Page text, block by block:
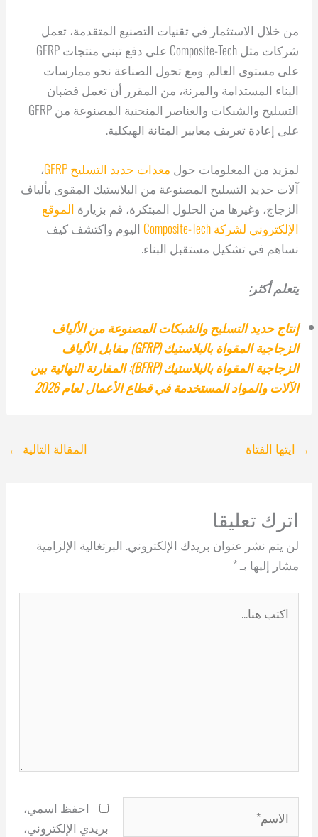
من خلال الاستثمار في تقنيات التصنيع المتقدمة، تعمل
شركات مثل Composite-Tech على دفع تبني منتجات GFRP
على مستوى العالم. ومع تحول الصناعة نحو ممارسات
البناء المستدامة والمرنة، من المقرر أن تعمل قضبان
التسليح والشبكات والعناصر المنحنية المصنوعة من GFRP
على إعادة تعريف معايير المتانة الهيكلية.
لمزيد من المعلومات حول معدات حديد التسليح GFRP
،
آلات حديد التسليح المصنوعة من البلاستيك المقوى بألياف
الزجاج، وغيرها من الحلول المبتكرة، قم بزيارة الموقع
الإلكتروني لشركة Composite-Tech
اليوم واكتشف كيف
نساهم في تشكيل مستقبل البناء.
يتعلم أكثر:
إنتاج حديد التسليح والشبكات المصنوعة من الألياف
الزجاجية المقواة بالبلاستيك (GFRP) مقابل الألياف
الزجاجية المقواة بالبلاستيك (BFRP): المقارنة النهائية بين
الآلات والمواد المستخدمة في قطاع الأعمال لعام 2026
→ ايتها الفتاة المقالة التالية ←
اترك تعليقا
لن يتم نشر عنوان بريدك الإلكتروني. البرتغالية الإلزامية
مشار إليها بـ*
هنا...
احفظ اسمي،
بريدي الإلكتروني،